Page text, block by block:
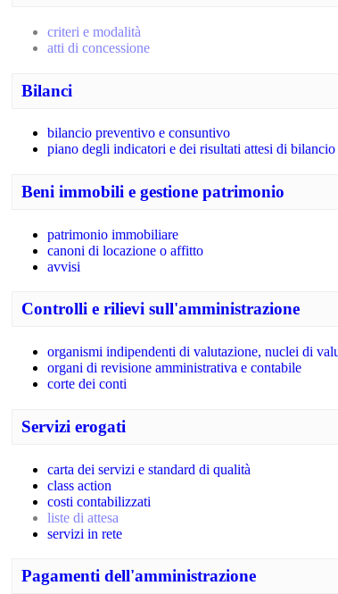
criteri e modalità
atti di concessione
Bilanci
bilancio preventivo e consuntivo
piano degli indicatori e dei risultati attesi di bilancio
Beni immobili e gestione patrimonio
patrimonio immobiliare
canoni di locazione o affitto
avvisi
Controlli e rilievi sull'amministrazione
organismi indipendenti di valutazione, nuclei di
organi di revisione amministrativa e contabile
corte dei conti
Servizi erogati
carta dei servizi e standard di qualità
class action
costi contabilizzati
liste di attesa
servizi in rete
Pagamenti dell'amministrazione